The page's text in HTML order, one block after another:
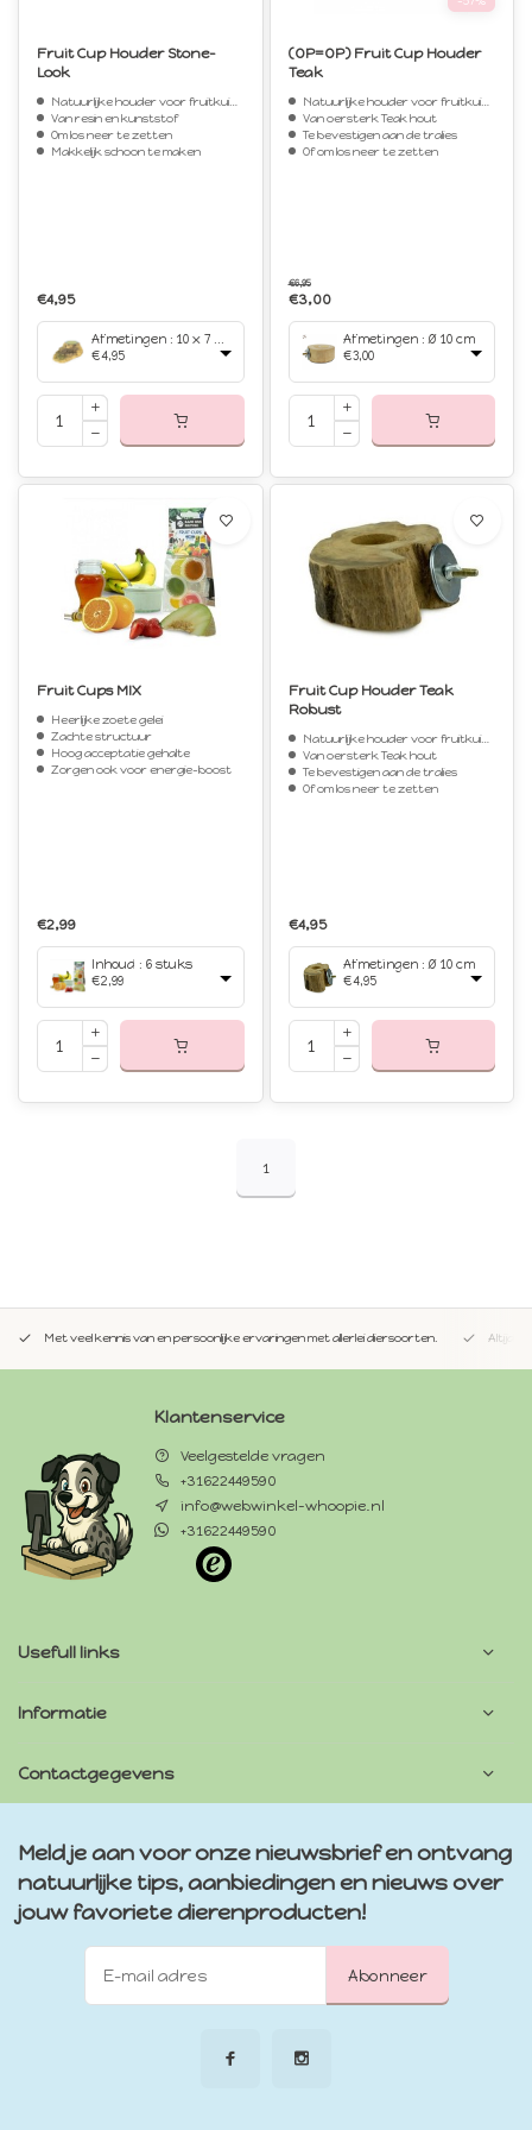
Fruit Cup Houder Stone-
Look
Natuurlijke houder voor fruitkuipjes
Van resin en kunststof
Om los neer te zetten
Makkelijk schoon te maken
€4,95
Afmetingen : 10 x 7 cm
€4,95
(OP=OP) Fruit Cup Houder
Teak
Natuurlijke houder voor fruitkuipjes
Van oersterk Teak hout
Te bevestigen aan de tralies
Of om los neer te zetten
€6,95
€3,00
Afmetingen : Ø 10 cm
€3,00
Fruit Cups MIX
Heerlijke zoete gelei
Zachte structuur
Hoog acceptatie gehalte
Zorgen ook voor energie-boost
€2,99
Inhoud : 6 stuks
€2,99
Fruit Cup Houder Teak
Robust
Natuurlijke houder voor fruitkuipjes
Van oersterk Teak hout
Te bevestigen aan de tralies
Of om los neer te zetten
€4,95
Afmetingen : Ø 10 cm
€4,95
1
Met veel kennis van en persoonlijke ervaringen met allerlei diersoorten. Altijd
Klantenservice
Veelgestelde vragen
+31622449590
info@webwinkel-whoopie.nl
+31622449590
Usefull links
Informatie
Contactgegevens
Meld je aan voor onze nieuwsbrief en ontvang
natuurlijke tips, aanbiedingen en nieuws over
jouw favoriete dierenproducten!
Abonneer